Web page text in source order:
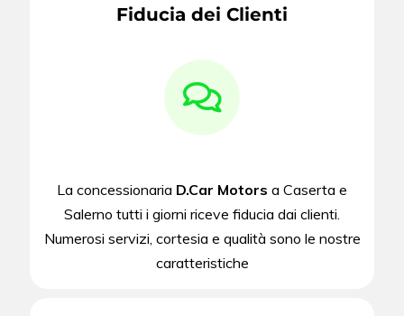
Fiducia dei Clienti
La concessionaria D.Car Motors a Caserta e
Salerno tutti i giorni riceve fiducia dai clienti.
Numerosi servizi, cortesia e qualità sono le nostre
caratteristiche